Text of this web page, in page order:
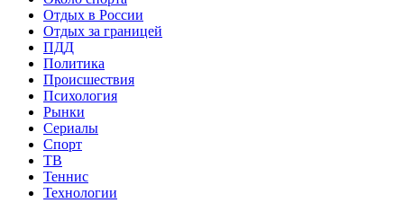
Отдых в России
Отдых за границей
ПДД
Политика
Происшествия
Психология
Рынки
Сериалы
Спорт
ТВ
Теннис
Технологии